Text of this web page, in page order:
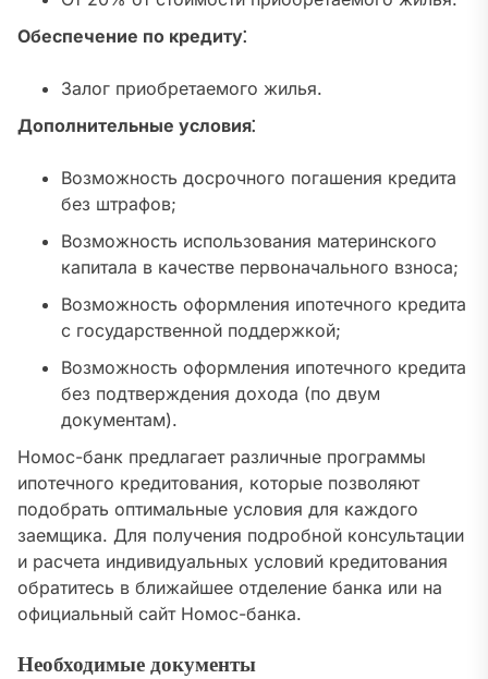
Обеспечение по кредиту⁚
Залог приобретаемого жилья.
Дополнительные условия⁚
Возможность досрочного погашения кредита
без штрафов;
Возможность использования материнского
капитала в качестве первоначального взноса;
Возможность оформления ипотечного кредита
с государственной поддержкой;
Возможность оформления ипотечного кредита
без подтверждения дохода (по двум
документам).
Номос-банк предлагает различные программы
ипотечного кредитования, которые позволяют
подобрать оптимальные условия для каждого
заемщика. Для получения подробной консультации
и расчета индивидуальных условий кредитования
обратитесь в ближайшее отделение банка или на
официальный сайт Номос-банка.
Необходимые документы